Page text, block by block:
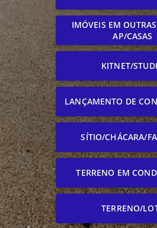
IMÓVEIS EM
AP/CASAS
KITNET/
LANÇAMENTO DE
SÍTIO/CHÁCARA/
TERRENO EM
TERRENO/